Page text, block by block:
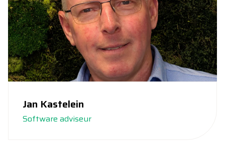
Software adviseur
Jan Kastelein